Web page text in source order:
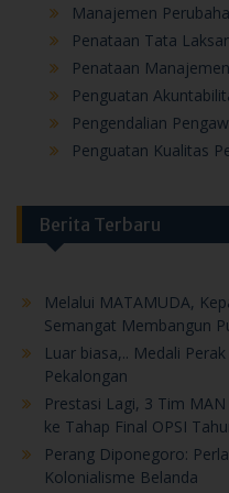
Manajemen
Penataan Tata
Penataan
Penguatan
Pengendalian
Penguatan Kualitas
Berita Terbaru
Melalui MATAMUDA,
Semangat Membangun
Luar biasa,.. Medali
Pekalongan
Prestasi Lagi, 3 Tim
ke Tahap Final OPSI
Perang Diponegoro:
Kolonialisme Belanda